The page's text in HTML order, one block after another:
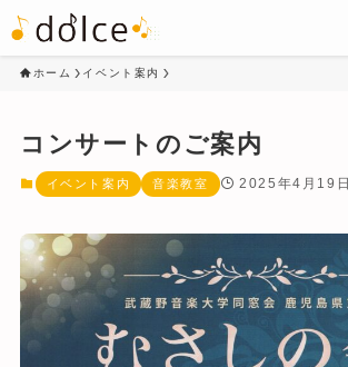
ホーム イベント案内
コンサートのご案内
イベント案内 音楽教室 2025年4月19日